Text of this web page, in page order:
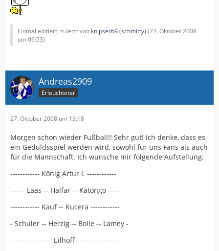
Einmal editiert, zuletzt von knipser69 (schmitty) (27. Oktober 2008
um 09:53)
Andreas2909
Erleuchteter
27. Oktober 2008 um 13:18
Morgen schon wieder Fußball!! Sehr gut! Ich denke, dass es
ein Geduldsspiel werden wird, sowohl für uns Fans als auch
für die Mannschaft. Ich wünsche mir folgende Aufstellung:
------------ König Artur I. ------------
------ Laas -- Halfar -- Katongo -----
------------ Kauf -- Kucera ------------
- Schuler -- Herzig -- Bolle -- Lamey -
----------------- Eilhoff -----------------